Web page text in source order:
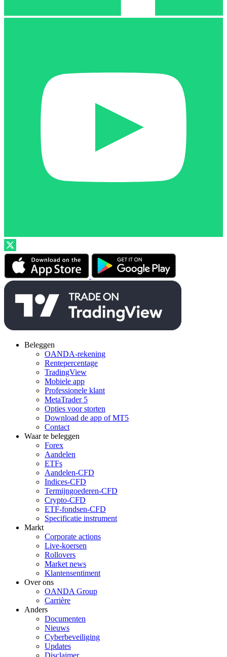
Beleggen
OANDA-rekening
Rentepercentage
TradingView
Mobiele app
Professionele klant
MetaTrader 5
Opties voor storten
Download de app of MT5
Contact
Waar te beleggen
Forex
Aandelen
ETFs
Aandelen-CFD
Indices-CFD
Termijngoederen-CFD
Crypto-CFD
ETF-fondsen-CFD
Specificatie instrument
Markt
Corporate actions
Live-koersen
Rollovers
Market news
Klantensentiment
Over ons
OANDA Group
Carrière
Anders
Documenten
Nieuws
Cyberbeveiliging
Updates
Disclaimer